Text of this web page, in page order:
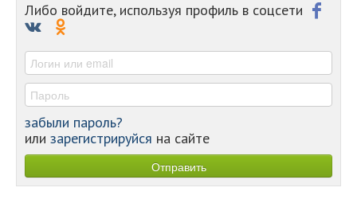
-
Либо войдите, используя профиль в соцсети
забыли пароль?
или зарегистрируйся на сайте